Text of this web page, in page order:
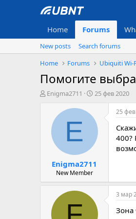
Home Forums
New posts
Search forums
Home
Forums Ubiquiti Wi-
Помогите
А
Enigma2711
Д
а
о
з
а
и
25 фев 2020
E
Enigma2711
New Member
25
400?
3 мар
Зона